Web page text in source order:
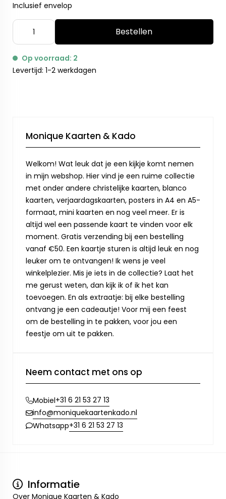
Inclusief envelop
Bestellen
Op voorraad: 2
Levertijd: 1-2 werkdagen
Monique Kaarten & Kado
Welkom! Wat leuk dat je een kijkje komt nemen
in mijn webshop. Hier vind je een ruime collectie
met onder andere christelijke kaarten, blanco
kaarten, verjaardagskaarten, posters in A4 en A5-
formaat, mini kaarten en nog veel meer. Er is
altijd wel een passende kaart te vinden voor elk
moment. Gratis verzending bij een bestelling
vanaf €50. Een kaartje sturen is altijd leuk en nog
leuker om te ontvangen! Ik wens je veel
winkelplezier. Mis je iets in de collectie? Laat het
me gerust weten, dan kijk ik of ik het kan
toevoegen. En als extraatje: bij elke bestelling
ontvang je een cadeautje! Voor mij een feest
om de bestelling in te pakken, voor jou een
feestje om uit te pakken.
Neem contact met ons op
Mobiel+31 6 21 53 27 13
info@moniquekaartenkado.nl
Whatsapp+31 6 21 53 27 13
Informatie
Over Monique Kaarten & Kado